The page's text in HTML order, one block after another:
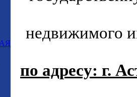
недвижимого
по адресу: г.